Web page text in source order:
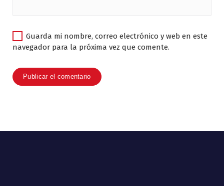
Guarda mi nombre, correo electrónico y web en este
navegador para la próxima vez que comente.